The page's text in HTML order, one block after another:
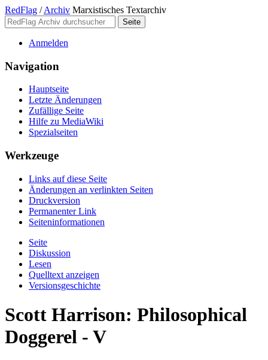
RedFlag / Archiv Marxistisches Textarchiv
Anmelden
Navigation
Hauptseite
Letzte Änderungen
Zufällige Seite
Hilfe zu MediaWiki
Spezialseiten
Werkzeuge
Links auf diese Seite
Änderungen an verlinkten Seiten
Druckversion
Permanenter Link
Seiten­­informationen
Seite
Diskussion
Lesen
Quelltext anzeigen
Versionsgeschichte
Scott Harrison: Philosophical
Doggerel - V